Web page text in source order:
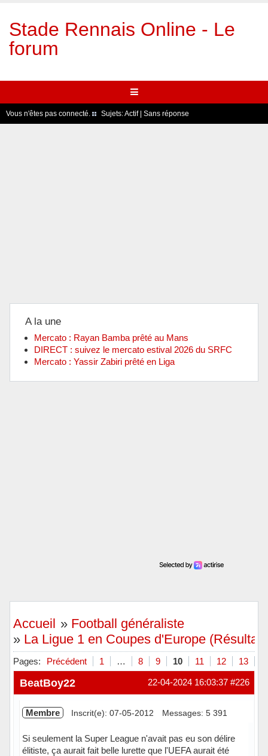
Stade Rennais Online - Le
forum
Vous n'êtes pas connecté. Sujets:Actif| Sans réponse
A la une
Mercato : Rayan Bamba prêté au Mans
DIRECT : suivez le mercato estival 2026 du SRFC
Mercato : Yassir Zabiri prêté en Liga
Accueil » Football généraliste
» La Ligue 1 en Coupes d'Europe
Pages: Précédent 1 … 8 9 10 11 12 13
#226
22-04-2024 16:03:37
BeatBoy22
Membre Inscrit(e): 07-05-2012 Messages: 5 391
Si seulement la Super League n'avait pas eu son délire
élitiste, ça aurait fait belle lurette que l'UEFA aurait été